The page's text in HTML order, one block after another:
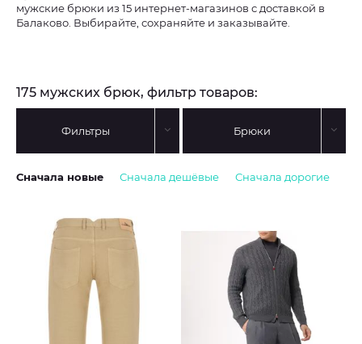
мужские брюки из 15 интернет-магазинов с доставкой в
Балаково. Выбирайте, сохраняйте и заказывайте.
175 мужских брюк, фильтр товаров:
Фильтры Брюки
Сначала новые Сначала дешёвые Сначала дорогие